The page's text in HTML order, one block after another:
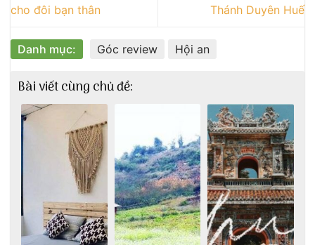
cho đôi bạn thân
Thánh Duyên Huế
Danh mục: Góc review Hội an
Bài viết cùng chủ đề: